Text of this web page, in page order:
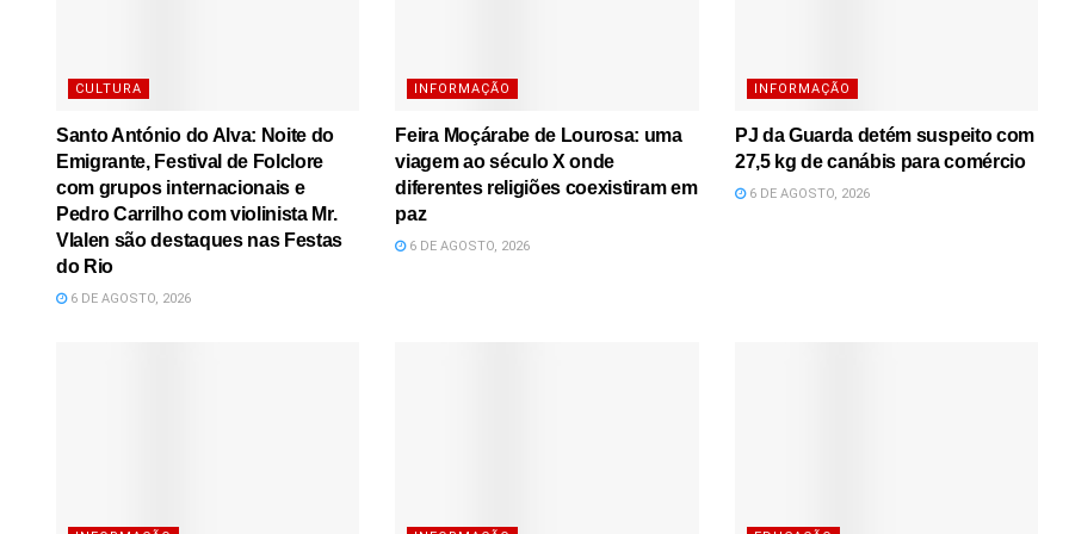
CULTURA
Santo António do Alva: Noite do
Emigrante, Festival de Folclore
com grupos internacionais e
Pedro Carrilho com violinista Mr.
Vlalen são destaques nas Festas
do Rio
6 DE AGOSTO, 2026
INFORMAÇÃO
Feira Moçárabe de Lourosa: uma
viagem ao século X onde
diferentes religiões coexistiram em
paz
6 DE AGOSTO, 2026
INFORMAÇÃO
PJ da Guarda detém suspeito com
27,5 kg de canábis para comércio
6 DE AGOSTO, 2026